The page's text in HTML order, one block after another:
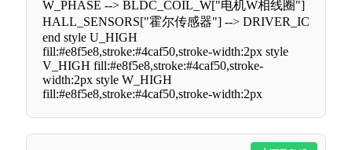
W_PHASE --> BLDC_COIL_W["电机W相线圈"]
HALL_SENSORS["霍尔传感器"] --> DRIVER_IC
end style U_HIGH
fill:#e8f5e8,stroke:#4caf50,stroke-width:2px style
V_HIGH fill:#e8f5e8,stroke:#4caf50,stroke-
width:2px style W_HIGH
fill:#e8f5e8,stroke:#4caf50,stroke-width:2px